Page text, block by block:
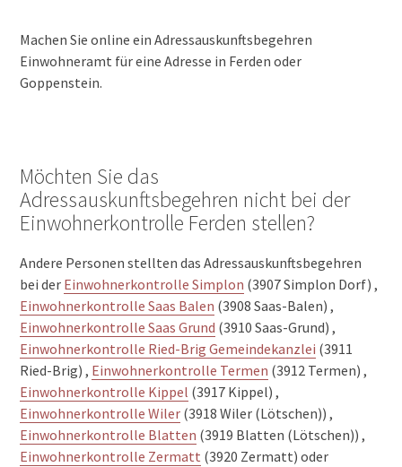
Machen Sie online ein Adressauskunftsbegehren
Einwohneramt für eine Adresse in Ferden oder
Goppenstein.
Möchten Sie das
Adressauskunftsbegehren nicht bei der
Einwohnerkontrolle Ferden stellen?
Andere Personen stellten das Adressauskunftsbegehren
bei der Einwohnerkontrolle Simplon (3907 Simplon Dorf) ,
Einwohnerkontrolle Saas Balen (3908 Saas-Balen) ,
Einwohnerkontrolle Saas Grund (3910 Saas-Grund) ,
Einwohnerkontrolle Ried-Brig Gemeindekanzlei (3911
Ried-Brig) , Einwohnerkontrolle Termen (3912 Termen) ,
Einwohnerkontrolle Kippel (3917 Kippel) ,
Einwohnerkontrolle Wiler (3918 Wiler (Lötschen)) ,
Einwohnerkontrolle Blatten (3919 Blatten (Lötschen)) ,
Einwohnerkontrolle Zermatt (3920 Zermatt) oder